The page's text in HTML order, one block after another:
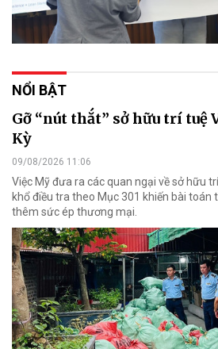
NỔI BẬT
Gỡ “nút thắt” sở hữu trí tuệ
Kỳ
09/08/2026 11:06
Việc Mỹ đưa ra các quan ngại về sở hữu
khổ điều tra theo Mục 301 khiến bài toán
thêm sức ép thương mại.